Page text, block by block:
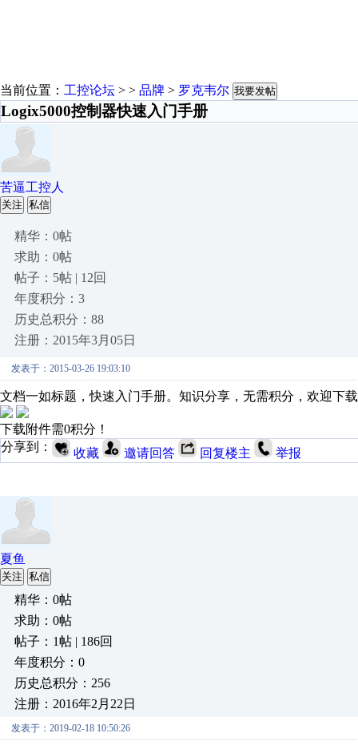
当前位置： 工控论坛 > > 品牌 > 罗克韦尔 我要发帖
Logix5000控制器快速入门手册
苦逼工控人
关注 私信
精华：0帖
求助：0帖
帖子：5帖 | 12回
年度积分：3
历史总积分：88
注册：2015年3月05日
发表于：2015-03-26 19:03:10
文档一如标题，快速入门手册。知识分享，无需积分，欢迎下
下载附件需0积分！
分享到：
收藏 邀请回答 回复楼主 举报
夏鱼
关注 私信
精华：0帖
求助：0帖
帖子：1帖 | 186回
年度积分：0
历史总积分：256
注册：2016年2月22日
发表于：2019-02-18 10:50:26